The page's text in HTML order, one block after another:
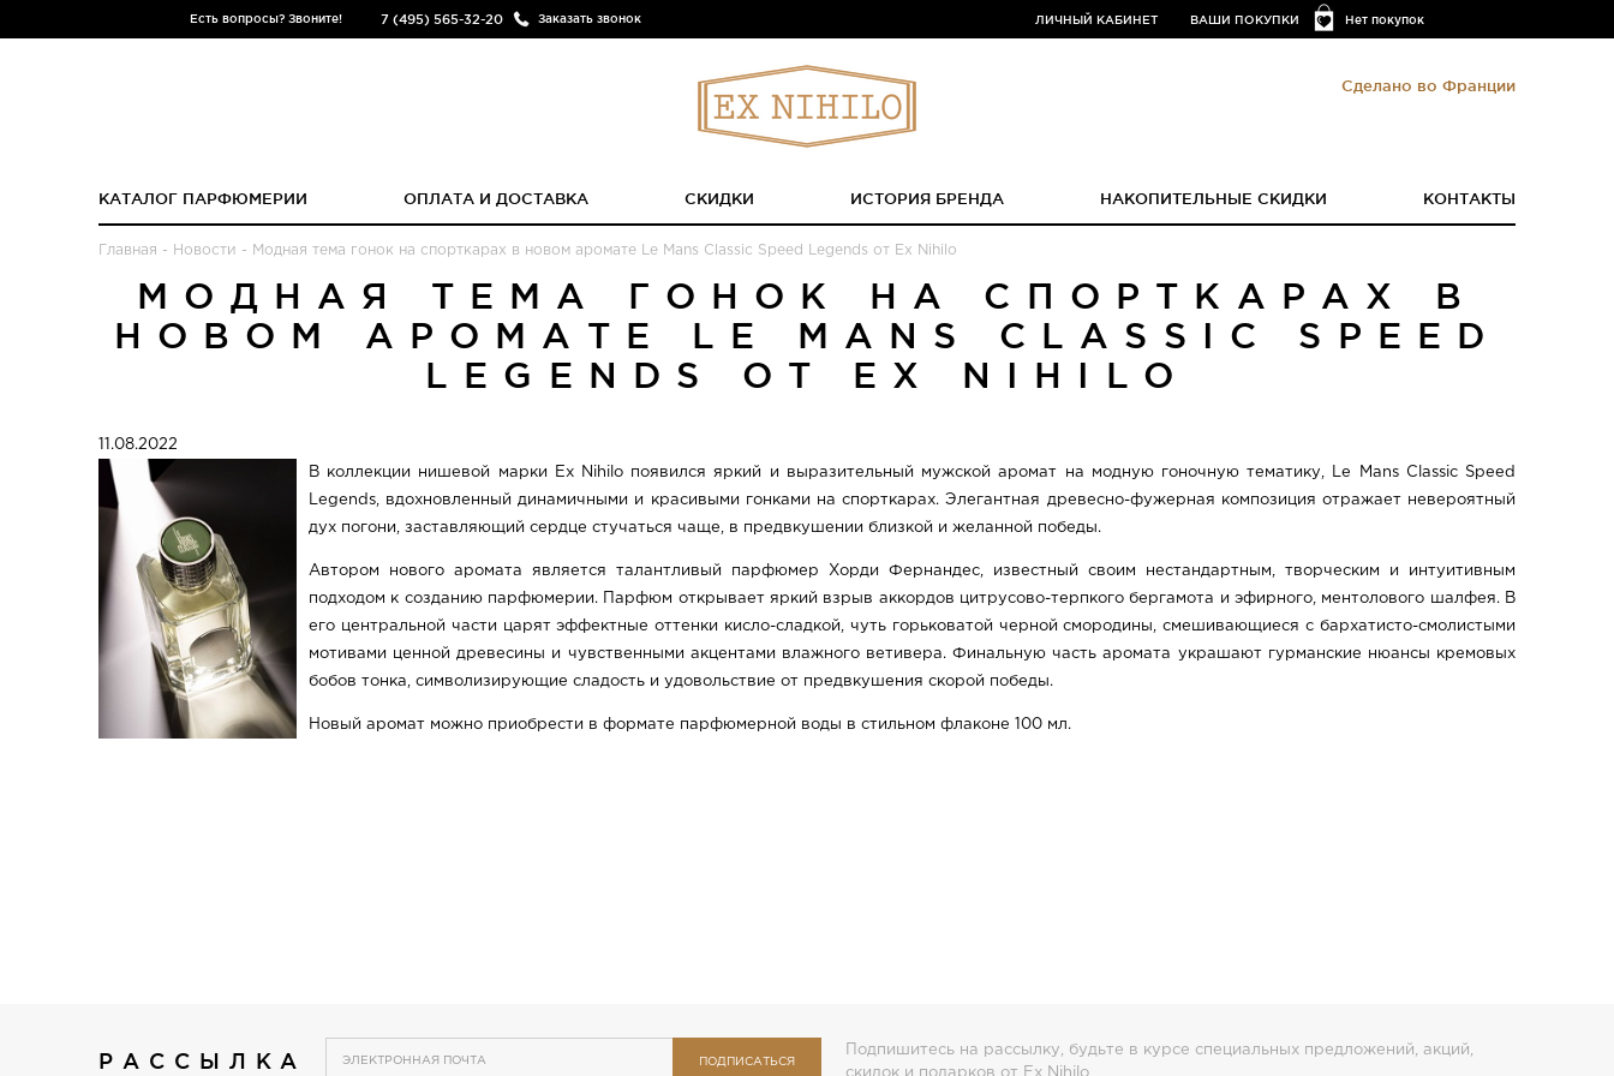
Есть вопросы? Звоните! 7 (495) 565-32-20 Заказать звонок Нет покупок
ЛИЧНЫЙ КАБИНЕТ ВАШИ ПОКУПКИ
Сделано во Франции
КАТАЛОГ ПАРФЮМЕРИИ ОПЛАТА И ДОСТАВКА СКИДКИ ИСТОРИЯ БРЕНДА НАКОПИТЕЛЬНЫЕ СКИДКИ КОНТАКТЫ
Главная - Новости - Модная тема гонок на спорткарах в новом аромате Le Mans Classic Speed Legends от Ex Nihilo
МОДНАЯ ТЕМА ГОНОК НА СПОРТКАРАХ В
НОВОМ АРОМАТЕ LE MANS CLASSIC SPEED
LEGENDS ОТ EX NIHILO
11.08.2022
В коллекции нишевой марки Ex Nihilo появился яркий и выразительный мужской аромат на модную гоночную тематику, Le Mans Classic Speed
Legends, вдохновленный динамичными и красивыми гонками на спорткарах. Элегантная древесно-фужерная композиция отражает невероятный
дух погони, заставляющий сердце стучаться чаще, в предвкушении близкой и желанной победы.
Автором нового аромата является талантливый парфюмер Хорди Фернандес, известный своим нестандартным, творческим и интуитивным
подходом к созданию парфюмерии. Парфюм открывает яркий взрыв аккордов цитрусово-терпкого бергамота и эфирного, ментолового шалфея. В
его центральной части царят эффектные оттенки кисло-сладкой, чуть горьковатой черной смородины, смешивающиеся с бархатисто-смолистыми
мотивами ценной древесины и чувственными акцентами влажного ветивера. Финальную часть аромата украшают гурманские нюансы кремовых
бобов тонка, символизирующие сладость и удовольствие от предвкушения скорой победы.
Новый аромат можно приобрести в формате парфюмерной воды в стильном флаконе 100 мл.
РАССЫЛКА ПОДПИСАТЬСЯ
Подпишитесь на рассылку, будьте в курсе специальных предложений, акций,
скидок и подарков от Ex Nihilo